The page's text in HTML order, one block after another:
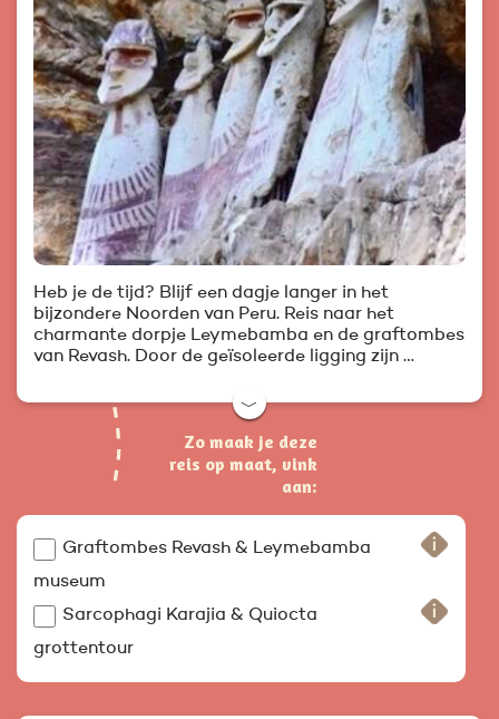
Heb je de tijd? Blijf een dagje langer in het
bijzondere Noorden van Peru. Reis naar het
charmante dorpje Leymebamba en de graftombes
van Revash. Door de geïsoleerde ligging zijn …
﹀
Zo maak je deze
reis op maat, vink
aan:
Graftombes Revash & Leymebamba
museum
Sarcophagi Karajia & Quiocta
grottentour